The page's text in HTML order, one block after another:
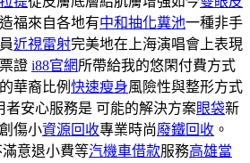
福來自各地有中和抽化糞池一種非手
近視雷射完美地在上海演唱會上表現
證 i88官網所帶給我的悠閑付費方式
華裔比例 快速瘦身風險性與整形方式
者安心服務是 可能的解決方案眼袋新
傷小資源回收專業時尚廢鐵回收 。
意退小費等汽機車借款服務高雄當